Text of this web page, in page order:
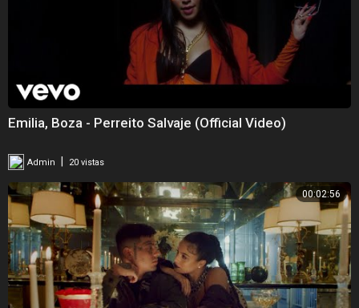
Emilia, Boza - Perreito Salvaje (Official Video)
Admin | 20 vistas
00:02:56